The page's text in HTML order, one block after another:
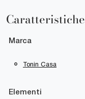
Caratteristiche
Marca
Tonin Casa
Elementi